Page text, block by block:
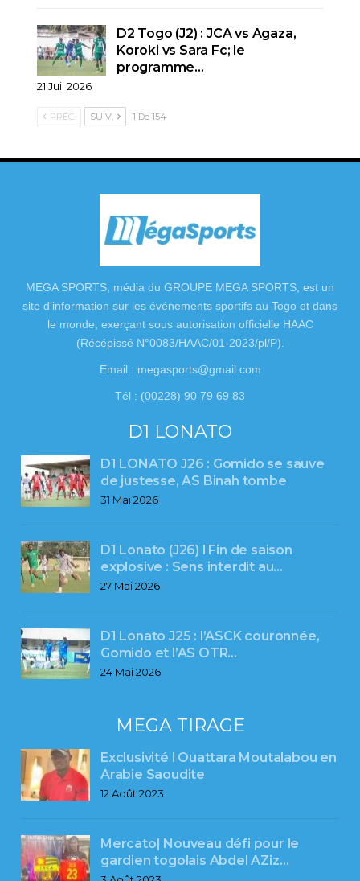
D2 Togo (J2) : JCA vs Agaza,
Koroki vs Sara Fc; le
programme…
21 Juil 2026
PRÉC. SUIV. 1 De 154
MEGA SPORTS, média du GROUPE MEGA SPORTS, est un
site d’information sur les événements sportifs au Togo et dans
le monde, exerçant sous autorisation officielle HAAC
(Récépissé N°0083/HAAC/01-2023/pl/P).
Email : megasports@gmail.com
Tél : (00228) 90 79 69 83
D1 LONATO
D1 LONATO J26 : Gomido se sauve
de justesse, AS Binah tombe
31 Mai 2026
D1 Lonato (J26) l Fin de saison
explosive : Sens interdit au…
27 Mai 2026
D1 Lonato J25 : l’ASCK couronnée,
Gomido et l’AS OTR…
24 Mai 2026
MEGA TIRAGE
Exclusivité l Ouattara Moutalabou en
Arabie Saoudite
12 Août 2023
Mercato| Nouveau défi pour le
gardien togolais Abdel AZiz…